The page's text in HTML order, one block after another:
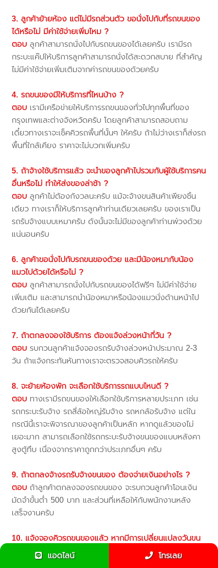
3. ลูกค้าย้ายห้อง แต่ไม่มีรถส่วนตัว ขอนั่งไปกับที่รถขนของ
ได้หรือไม่ มีค่าใช้จ่ายเพิ่มไหม ?
ตอบ ลูกค้าสามารถนั่งไปกับรถขนของได้เลยครับ เรามีรถ
กระบะแค๊ปให้บริการลูกค้าสามารถนั่งได้สะดวกสบาย ที่สำคัญ
ไม่มีค่าใช้จ่ายเพิ่มเติมจากค่ารถขนของด้วยครับ
4. รถขนของมีให้บริการที่ไหนบ้าง ?
ตอบ เรามีเครือข่ายให้บริการรถขนของทั่วไปทุกพื้นที่ของ
กรุงเทพและต่างจังหวัดครับ โดยลูกค้าสามารถสอบถาม
เดี๋ยวทางเราจะเช็คคิวรถพื้นที่นั้นๆ ให้ครับ ถ้าไม่ว่างเราก็ส่งรถ
พื้นที่ใกล้เคียง ราคาจะไม่บวกเพิ่มครับ
5. ถ้าจ้างใช้บริการแล้ว จะนำของลูกค้าไปรวมกับผู้ใช้บริการคน
อื่นหรือไม่ ทำให้ส่งของล่าช้า ?
ตอบ ลูกค้าไม่ต้องกังวลนะครับ แม้จะจ้างขนสินค้าเพียงชิ้น
เดียว ทางเราก็ให้บริการลูกค้าท่านเดียวเลยครับ ของเราเป็น
รถรับจ้างแบบเหมาครับ ดังนั้นจะไม่มีของลูกค้าท่านพ่วงด้วย
แน่นอนครับ
6. ลูกค้าขอนั่งไปกับรถขนของด้วย และมีน้องหมากับน้อง
แมวไปด้วยได้หรือไม่ ?
ตอบ ลูกค้าสามารถนั่งไปกับรถขนของได้ฟรีๆ ไม่มีค่าใช้จ่าย
เพิ่มเติม และสามารถนำน้องหมาหรือน้องแมวนั่งด้านหน้าไป
ด้วยกันได้เลยครับ
7. ถ้าตกลงจองใช้บริการ ต้องแจ้งล่วงหน้ากี่วัน ?
ตอบ รบกวนลูกค้าแจ้งจองรถรับจ้างล่วงหน้าประมาณ 2-3
วัน ถ้าแจ้งกระทันหันทางเราจะตรวจสอบคิวรถให้ครับ
8. จะย้ายห้องพัก จะเลือกใช้บริการรถแบบไหนดี ?
ตอบ ทางเรามีรถขนของให้เลือกใช้บริการหลายประเภท เช่น
รถกระบะรับจ้าง รถสี่ล้อใหญ่รับจ้าง รถหกล้อรับจ้าง แต่ใน
กรณีนี้เราจะพิจารณาของลูกค้าเป็นหลัก หากดูแล้วของไม่
เยอะมาก สามารถเลือกใช้รถกระบะรับจ้างขนของแบบหลังคา
สูงตู้ทึบ เนื่องจากราคาถูกกว่าประเภทอื่นๆ ครับ
9. ถ้าตกลงจ้างรถรับจ้างขนของ ต้องจ่ายเงินอย่างไร ?
ตอบ ถ้าลูกค้าตกลงจองรถขนของ จะรบกวนลูกค้าโอนเงิน
มัดจำขั้นต่ำ 500 บาท และส่วนที่เหลือให้กับพนักงานหลัง
เสร็จงานครับ
10. แจ้งจองคิวรถขนของแล้ว หากมีการเปลี่ยนแปลงวันขน
ย้าย จะทำอย่างไร ?
ถ้าลูกค้าต้องการเลื่อนวันขนย้ายของรบกวนแจ้งล่วง
แอดไลน์ โทรเลย